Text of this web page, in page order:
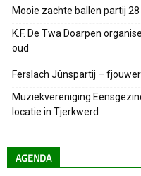
Mooie zachte ballen partij 28
K.F. De Twa Doarpen
oud
Ferslach Jûnspartij –
Muziekvereniging
locatie in Tjerkwerd
AGENDA